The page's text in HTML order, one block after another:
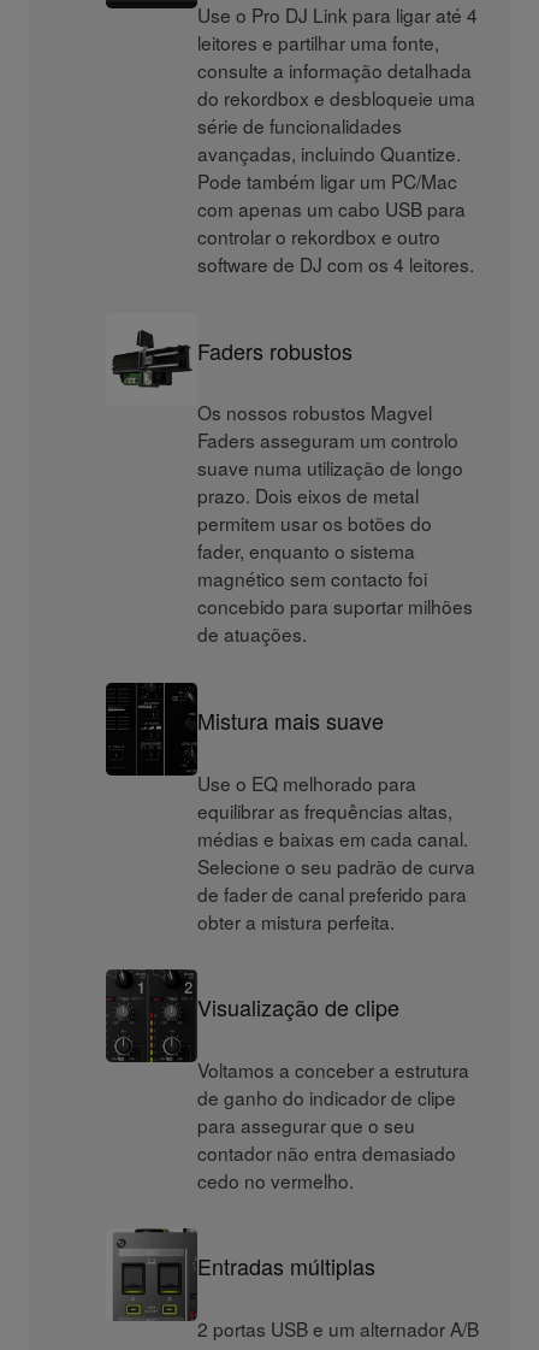
Use o Pro DJ Link para ligar até 4
leitores e partilhar uma fonte,
consulte a informação detalhada
do rekordbox e desbloqueie uma
série de funcionalidades
avançadas, incluindo Quantize.
Pode também ligar um PC/Mac
com apenas um cabo USB para
controlar o rekordbox e outro
software de DJ com os 4 leitores.
Faders robustos
Os nossos robustos Magvel
Faders asseguram um controlo
suave numa utilização de longo
prazo. Dois eixos de metal
permitem usar os botões do
fader, enquanto o sistema
magnético sem contacto foi
concebido para suportar milhões
de atuações.
Mistura mais suave
Use o EQ melhorado para
equilibrar as frequências altas,
médias e baixas em cada canal.
Selecione o seu padrão de curva
de fader de canal preferido para
obter a mistura perfeita.
Visualização de clipe
Voltamos a conceber a estrutura
de ganho do indicador de clipe
para assegurar que o seu
contador não entra demasiado
cedo no vermelho.
Entradas múltiplas
2 portas USB e um alternador A/B